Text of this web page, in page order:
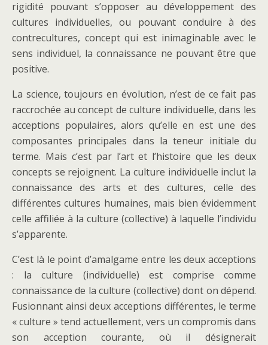
rigidité pouvant s’opposer au développement des
cultures individuelles, ou pouvant conduire à des
contrecultures, concept qui est inimaginable avec le
sens individuel, la connaissance ne pouvant être que
positive.
La science, toujours en évolution, n’est de ce fait pas
raccrochée au concept de culture individuelle, dans les
acceptions populaires, alors qu’elle en est une des
composantes principales dans la teneur initiale du
terme. Mais c’est par l’art et l’histoire que les deux
concepts se rejoignent. La culture individuelle inclut la
connaissance des arts et des cultures, celle des
différentes cultures humaines, mais bien évidemment
celle affiliée à la culture (collective) à laquelle l’individu
s’apparente.
C’est là le point d’amalgame entre les deux acceptions
: la culture (individuelle) est comprise comme
connaissance de la culture (collective) dont on dépend.
Fusionnant ainsi deux acceptions différentes, le terme
« culture » tend actuellement, vers un compromis dans
son acception courante, où il désignerait